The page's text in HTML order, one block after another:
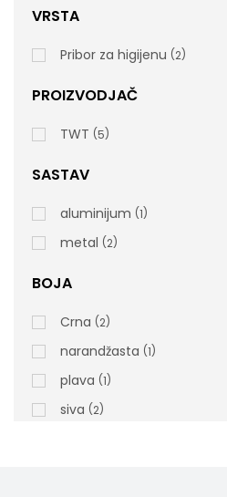
Aluminijumska Drška
cena bez PDV-a
VRSTA
Pribor za higijenu 2
PROIZVODJAČ
TWT 5
SASTAV
aluminijum 1
metal 2
BOJA
Crna 2
narandžasta 1
plava 1
siva 2